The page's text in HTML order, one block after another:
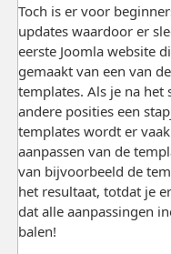
Toch is er voor
updates waardoor er
eerste Joomla website
gemaakt van een van
templates. Als je na het
andere posities een
templates wordt er
aanpassen van de
van bijvoorbeeld de
het resultaat, totdat je
dat alle aanpassingen
balen!